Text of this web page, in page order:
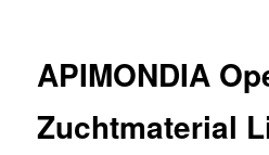
APIMONDIA
Zuchtmaterial